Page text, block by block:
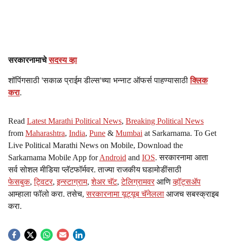
सरकारनामाचेसदस्य व्हा
शॉपिंगसाठी 'सकाळ प्राईम डील्स'च्या भन्नाट ऑफर्स पाहण्यासाठीक्लिक
करा.
Read Latest Marathi Political News, Breaking Political News
from Maharashtra, India, Pune & Mumbai at Sarkarnama. To Get
Live Political Marathi News on Mobile, Download the
Sarkarnama Mobile App forAndroid and IOS. सरकारनामा आता
सर्व सोशल मीडिया प्लॅटफॉर्मवर. ताज्या राजकीय घडामोडींसाठी
फेसबुक,ट्विटर,इन्स्टाग्राम,शेअर चॅट,टेलिग्रामवर आणिव्हॉट्सॲप
आम्हाला फॉलो करा. तसेच,सरकारनामा यूट्यूब चॅनेलला आजच सबस्क्राइब
करा.